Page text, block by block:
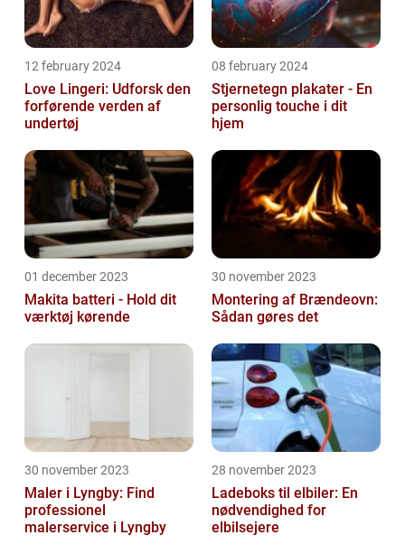
12 february 2024
Love Lingeri: Udforsk den
forførende verden af
undertøj
08 february 2024
Stjernetegn plakater - En
personlig touche i dit
hjem
01 december 2023
Makita batteri - Hold dit
værktøj kørende
30 november 2023
Montering af Brændeovn:
Sådan gøres det
30 november 2023
Maler i Lyngby: Find
professionel
malerservice i Lyngby
28 november 2023
Ladeboks til elbiler: En
nødvendighed for
elbilsejere